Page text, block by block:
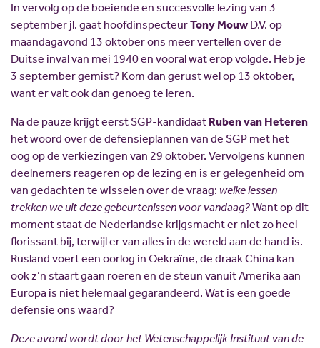
In vervolg op de boeiende en succesvolle lezing van 3
september jl. gaat hoofdinspecteurTony Mouw D.V. op
maandagavond 13 oktober ons meer vertellen over de
Duitse inval van mei 1940 en vooral wat erop volgde. Heb je
3 september gemist? Kom dan gerust wel op 13 oktober,
want er valt ook dan genoeg te leren.
Na de pauze krijgt eerst SGP-kandidaat Ruben van Heteren
het woord over de defensieplannen van de SGP met het
oog op de verkiezingen van 29 oktober. Vervolgens kunnen
deelnemers reageren op de lezing en is er gelegenheid om
van gedachten te wisselen over de vraag: welke lessen
trekken we uit deze gebeurtenissen voor vandaag?Want op dit
moment staat de Nederlandse krijgsmacht er niet zo heel
florissant bij, terwijl er van alles in de wereld aan de hand is.
Rusland voert een oorlog in Oekraïne, de draak China kan
ook z’n staart gaan roeren en de steun vanuit Amerika aan
Europa is niet helemaal gegarandeerd. Wat is een goede
defensie ons waard?
Deze avond wordt door het Wetenschappelijk Instituut van de